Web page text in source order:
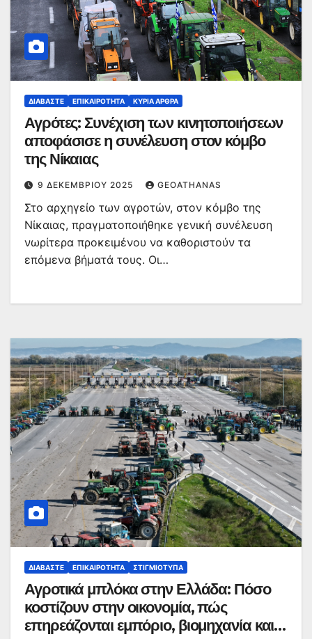
ΔΙΑΒΆΣΤΕ ΕΠΙΚΑΙΡΌΤΗΤΑ ΚΥΡΙΑ ΑΡΘΡΑ
Αγρότες: Συνέχιση των κινητοποιήσεων
αποφάσισε η συνέλευση στον κόμβο
της Νίκαιας
9 ΔΕΚΕΜΒΡΊΟΥ 2025 GEOATHANAS
Στο αρχηγείο των αγροτών, στον κόμβο της
Νίκαιας, πραγματοποιήθηκε γενική συνέλευση
νωρίτερα προκειμένου να καθοριστούν τα
επόμενα βήματά τους. Οι…
ΔΙΑΒΆΣΤΕ ΕΠΙΚΑΙΡΌΤΗΤΑ ΣΤΙΓΜΙΌΤΥΠΑ
Αγροτικά μπλόκα στην Ελλάδα: Πόσο
κοστίζουν στην οικονομία, πώς
επηρεάζονται εμπόριο, βιομηχανία και